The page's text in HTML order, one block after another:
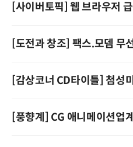
[사이버토픽] 웹 브라우저 급
[도전과 창조] 팩스.모뎀 무
[감상코너 CD타이틀] 첨성
[풍향계] CG 애니메이션업